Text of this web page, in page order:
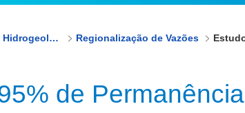
Estudos Hidrológicos e Hidrogeológicos Regionalização de Vazões
de Permanência